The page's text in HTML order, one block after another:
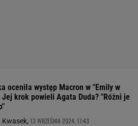
oceniła występ Macron w "Emily w
Jej krok powieli Agata Duda? "Różni je
13 WRZEŚNIA 2024, 17:43